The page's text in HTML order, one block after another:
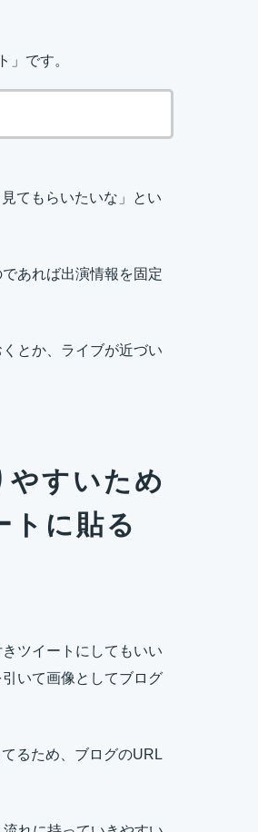
」です。
てもらいたいな」とい
あれば出演情報を固定
とか、ライブが近づい
やすいため
トに貼る
ツイートにしてもいい
いて画像としてブログ
るため、ブログのURL